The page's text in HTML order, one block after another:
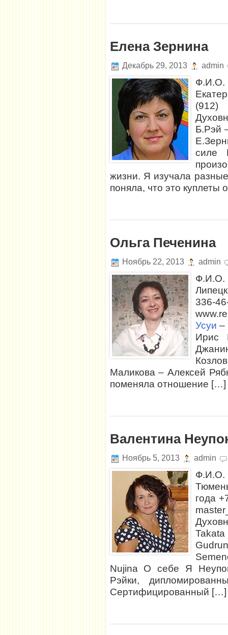
Елена Зернина
Декабрь 29, 2013 admin
(912)
Б.Рэй
силе
жизни. Я изучала
поняла, что это куплеты
Ольга Печенина
Ноябрь 22, 2013 admin
Ф.И.О.
336-
Усуи –
Ирис
Маликова – Алексей
поменяла отношение […]
Валентина
Ноябрь 5, 2013 admin
Ф.И.О.
года
Nujina О себе Я
Рэйки,
Сертифицированный […]